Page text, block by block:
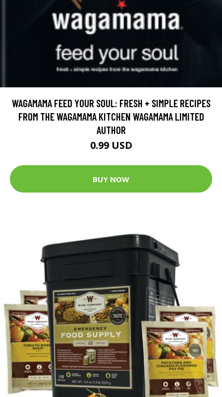
WAGAMAMA FEED YOUR SOUL: FRESH + SIMPLE RECIPES
FROM THE WAGAMAMA KITCHEN WAGAMAMA LIMITED
AUTHOR
0.99 USD
BUY NOW